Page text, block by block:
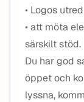
• Logos
• att möta
särskilt stöd.
Du har god
öppet och
lyssna,